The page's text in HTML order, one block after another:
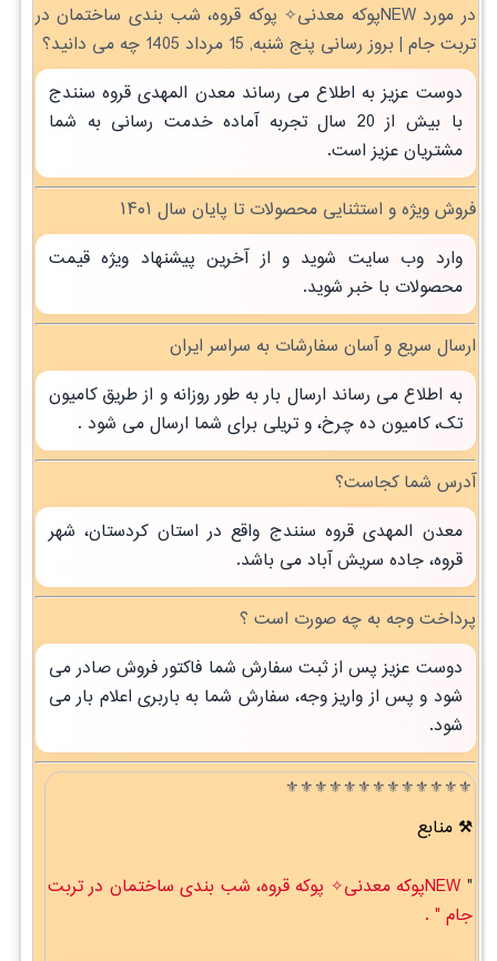
در مورد NEWپوکه معدنی✧ پوکه قروه، شب بندی ساختمان در
تربت جام | بروز رسانی پنج شنبه, 15 مرداد 1405 چه می دانید؟
دوست عزیز به اطلاع می رساند معدن المهدی قروه سنندج
با بیش از 20 سال تجربه آماده خدمت رسانی به شما
مشتریان عزیز است.
فروش ویژه و استثنایی محصولات تا پایان سال ۱۴۰۱
وارد وب سایت شوید و از آخرین پیشنهاد ویژه قیمت
محصولات با خبر شوید.
ارسال سریع و آسان سفارشات به سراسر ایران
به اطلاع می رساند ارسال بار به طور روزانه و از طریق کامیون
تک، کامیون ده چرخ، و تریلی برای شما ارسال می شود .
آدرس شما کجاست؟
معدن المهدی قروه سنندج واقع در استان کردستان، شهر
قروه، جاده سریش آباد می باشد.
پرداخت وجه به چه صورت است ؟
دوست عزیز پس از ثبت سفارش شما فاکتور فروش صادر می
شود و پس از واریز وجه، سفارش شما به باربری اعلام بار می
شود.
⚜️⚜️⚜️⚜️⚜️⚜️⚜️⚜️⚜️⚜️⚜️⚜️⚜️
منابع
"
NEWپوکه معدنی✧ پوکه قروه، شب بندی ساختمان در تربت
جام " .